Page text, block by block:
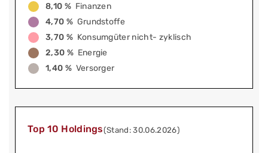
8,10 % Finanzen
4,70 % Grundstoffe
3,70 % Konsumgüter nicht- zyklisch
2,30 % Energie
1,40 % Versorger
Top 10 Holdings(Stand: 30.06.2026)